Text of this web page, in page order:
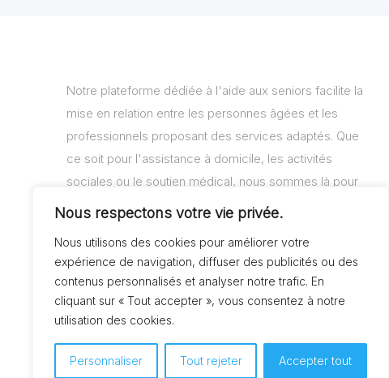
Nous respectons votre vie privée.
Nous utilisons des cookies pour améliorer votre
expérience de navigation, diffuser des publicités ou des
contenus personnalisés et analyser notre trafic. En
cliquant sur « Tout accepter », vous consentez à notre
utilisation des cookies.
Personnaliser Tout rejeter Accepter tout
Notre plateforme dédiée à l'aide aux seniors facilite la
mise en relation entre les personnes âgées et les
professionnels proposant des services adaptés. Que
ce soit pour l'assistance à domicile, les activités
sociales ou le soutien médical, nous sommes là pour
vous aider à trouver les solutions adaptées à vos